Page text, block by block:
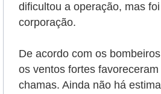
dificultou a operação, mas
corporação.
De acordo com os
os ventos fortes
chamas. Ainda não há